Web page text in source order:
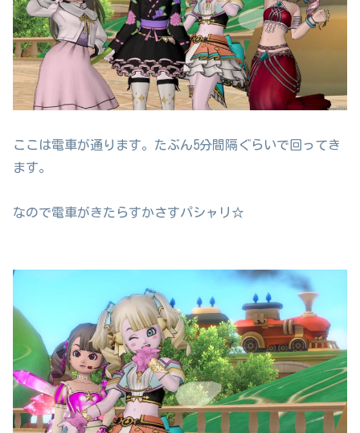
ここは電車が通ります。たぶん5分間隔ぐらいで回ってき
ます。
なので電車がきたらすかさすパシャリ☆